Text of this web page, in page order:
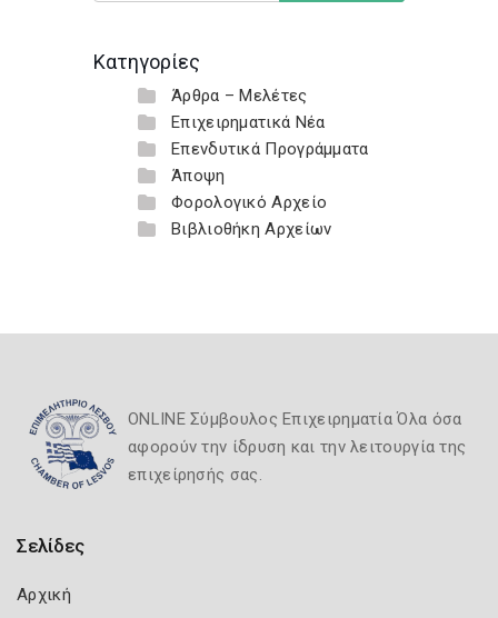
Κατηγορίες
Άρθρα – Μελέτες
Επιχειρηματικά Νέα
Επενδυτικά Προγράμματα
Άποψη
Φορολογικό Αρχείο
Βιβλιοθήκη Αρχείων
ONLINE Σύμβουλος Επιχειρηματία Όλα όσα
αφορούν την ίδρυση και την λειτουργία της
επιχείρησής σας.
Σελίδες
Αρχική